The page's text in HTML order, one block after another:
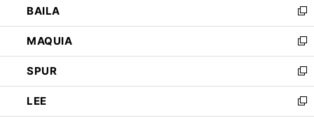
く
ィ
ン
ド
ウ
で
開
く
い
ウ
ィ
ン
ド
ウ
で
BAILA
新
し
い
ウ
ィ
ン
ド
MAQUIA
新
し
い
ウ
ィ
SPUR
新
し
い
LEE
新